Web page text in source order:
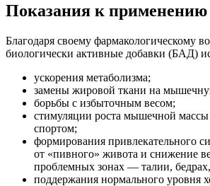
Показания к применению
Благодаря своему фармакологическому
биологически активные добавки (БАД)
ускорения метаболизма;
замены жировой ткани на
борьбы с избыточным весом;
стимуляции роста мышечной массы
спортом;
формирования привлекательного
от «пивного» живота и снижение
проблемных зонах — талии,
поддержания нормального уровня